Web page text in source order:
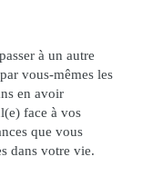
à un autre
vous-mêmes les
en avoir
face à vos
que vous
dans votre vie.